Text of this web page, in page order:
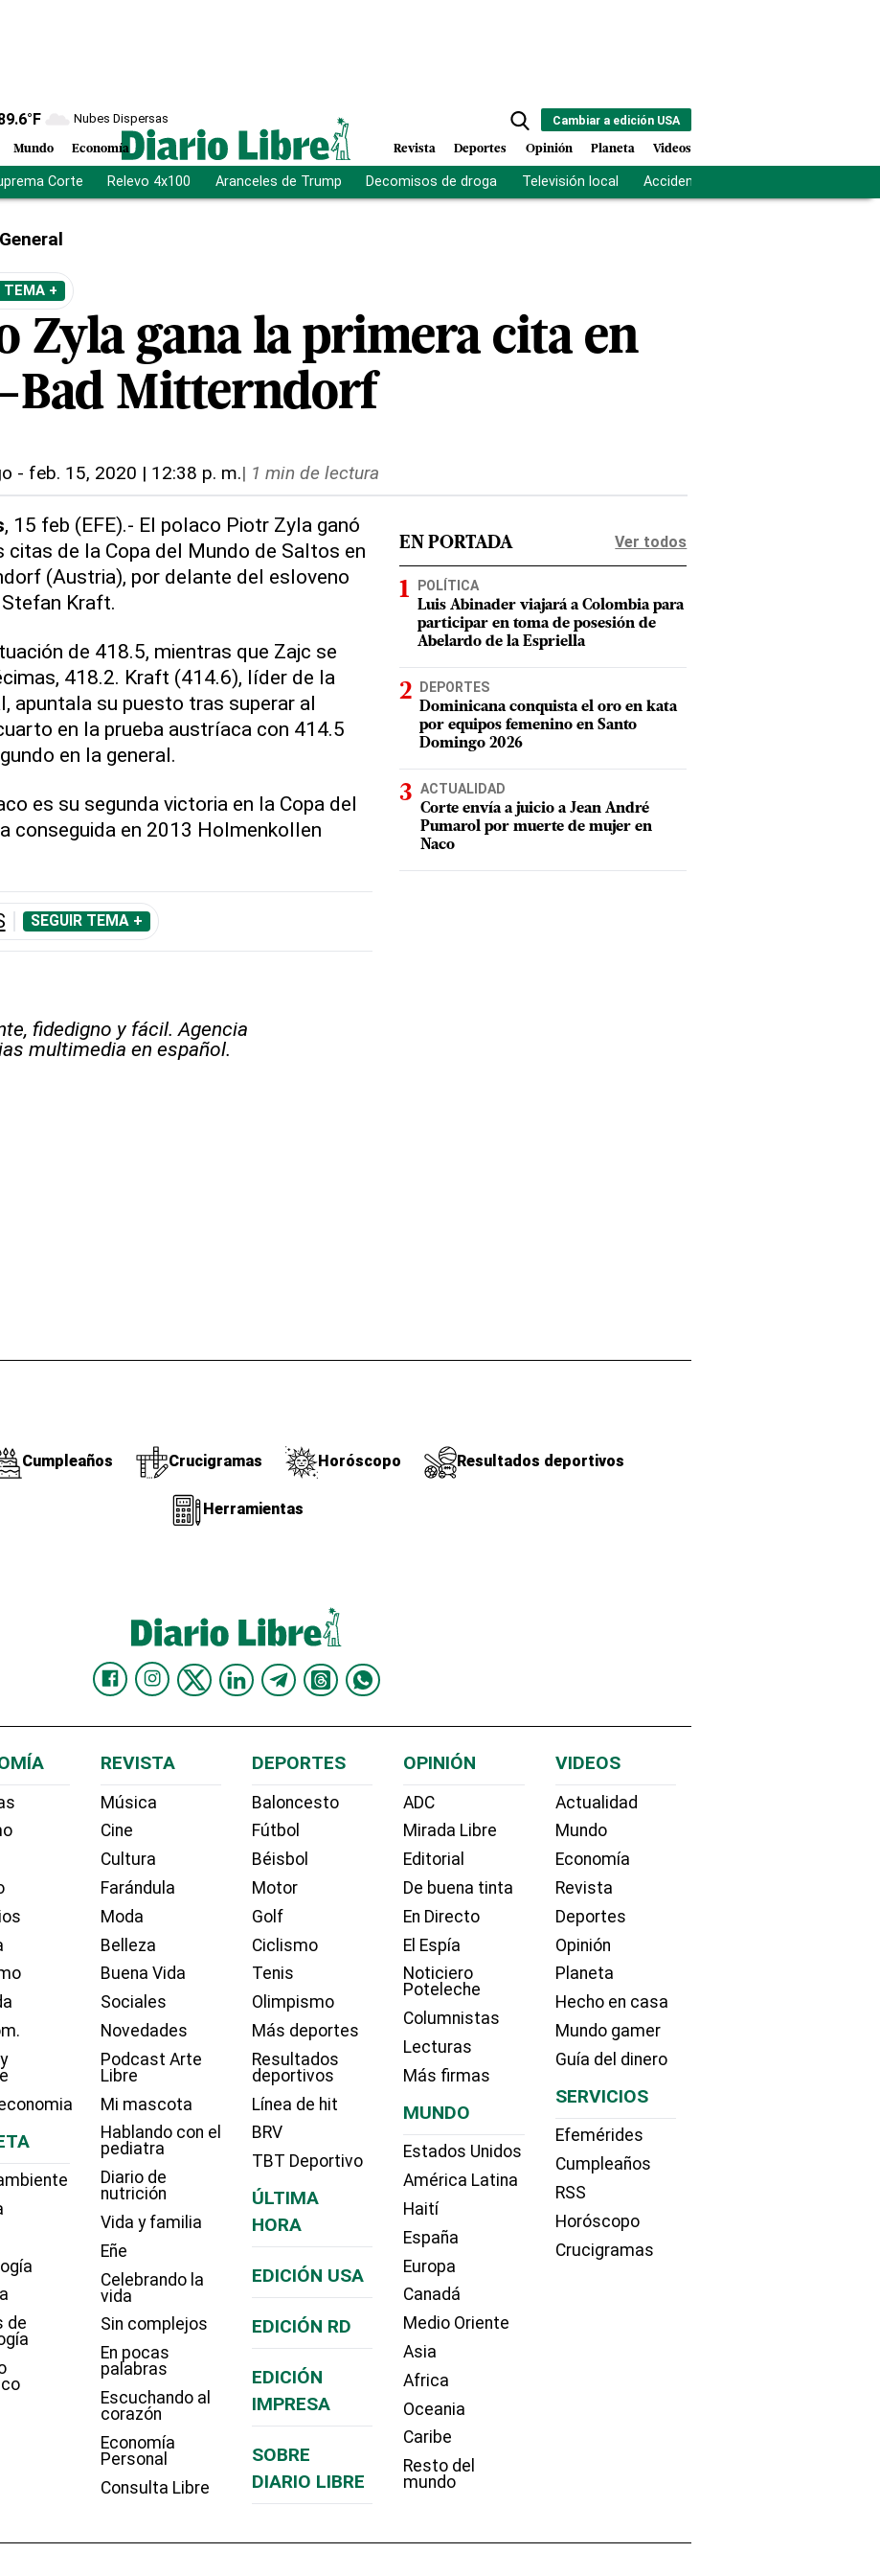
°F Nubes Dispersas
Mundo Economía
Cambiar a edición USA
Revista Deportes Opinión Planeta Videos
Corte Relevo 4x100 Aranceles de Trump Decomisos de droga Televisión local Accidente Los Ríos
General
TEMA +
Zyla gana la primera cita en
Bad Mitterndorf
- feb. 15, 2020 | 12:38 p. m.| 1 min de lectura
, 15 feb (EFE).- El polaco Piotr Zyla ganó
citas de la Copa del Mundo de Saltos en
(Austria), por delante del esloveno
Kraft.
de 418.5, mientras que Zajc se
418.2. Kraft (414.6), líder de la
apuntala su puesto tras superar al
en la prueba austríaca con 414.5
en la general.
es su segunda victoria en la Copa del
conseguida en 2013 Holmenkollen
SEGUIR TEMA +
fidedigno y fácil. Agencia
multimedia en español.
EN PORTADA Ver todos
POLÍTICA
Luis Abinader viajará a Colombia para
participar en toma de posesión de
Abelardo de la Espriella
DEPORTES
Dominicana conquista el oro en kata
por equipos femenino en Santo
Domingo 2026
ACTUALIDAD
Corte envía a juicio a Jean André
Pumarol por muerte de mujer en
Naco
Cumpleaños Crucigramas Horóscopo Resultados deportivos
Herramientas
de
REVISTA
Música
Cine
Cultura
Farándula
Moda
Belleza
Buena Vida
Sociales
Novedades
Podcast Arte
Libre
Mi mascota
Hablando con el
pediatra
Diario de
nutrición
Vida y familia
Eñe
Celebrando la
vida
Sin complejos
En pocas
palabras
Escuchando al
corazón
Economía
Personal
Consulta Libre
DEPORTES
Baloncesto
Fútbol
Béisbol
Motor
Golf
Ciclismo
Tenis
Olimpismo
Más deportes
Resultados
deportivos
Línea de hit
BRV
TBT Deportivo
ÚLTIMA
HORA
EDICIÓN USA
EDICIÓN RD
EDICIÓN
IMPRESA
SOBRE
DIARIO LIBRE
OPINIÓN
ADC
Mirada Libre
Editorial
De buena tinta
En Directo
El Espía
Noticiero
Poteleche
Columnistas
Lecturas
Más firmas
MUNDO
Estados Unidos
América Latina
Haití
España
Europa
Canadá
Medio Oriente
Asia
Africa
Oceania
Caribe
Resto del
mundo
VIDEOS
Actualidad
Mundo
Economía
Revista
Deportes
Opinión
Planeta
Hecho en casa
Mundo gamer
Guía del dinero
SERVICIOS
Efemérides
Cumpleaños
RSS
Horóscopo
Crucigramas